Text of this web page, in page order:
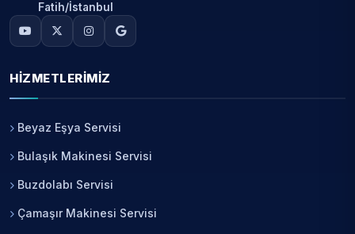
Fatih/İstanbul
HIZMETLERIMIZ
Beyaz Eşya Servisi
Bulaşık Makinesi Servisi
Buzdolabı Servisi
Çamaşır Makinesi Servisi